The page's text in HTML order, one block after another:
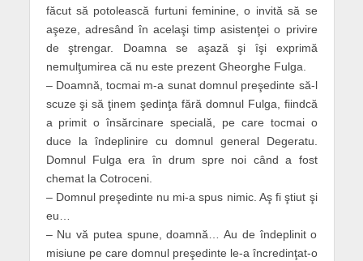
făcut să potolească furtuni feminine, o invită să se
aşeze, adresând în acelaşi timp asistenţei o privire
de ştrengar. Doamna se aşază şi îşi exprimă
nemulţumirea că nu este prezent Gheorghe Fulga.
– Doamnă, tocmai m-a sunat domnul preşedinte să-l
scuze şi să ţinem şedinţa fără domnul Fulga, fiindcă
a primit o însărcinare specială, pe care tocmai o
duce la îndeplinire cu domnul general Degeratu.
Domnul Fulga era în drum spre noi când a fost
chemat la Cotroceni.
– Domnul preşedinte nu mi-a spus nimic. Aş fi ştiut şi
eu…
– Nu vă putea spune, doamnă… Au de îndeplinit o
misiune pe care domnul preşedinte le-a încredinţat-o